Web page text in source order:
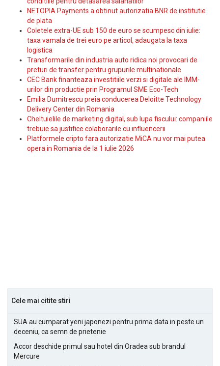
NETOPIA Payments a obtinut autorizatia BNR de institutie
de plata
Coletele extra-UE sub 150 de euro se scumpesc din iulie:
taxa vamala de trei euro pe articol, adaugata la taxa
logistica
Transformarile din industria auto ridica noi provocari de
preturi de transfer pentru grupurile multinationale
CEC Bank finanteaza investitiile verzi si digitale ale IMM-
urilor din productie prin Programul SME Eco-Tech
Emilia Dumitrescu preia conducerea Deloitte Technology
Delivery Center din Romania
Cheltuielile de marketing digital, sub lupa fiscului: companiile
trebuie sa justifice colaborarile cu influencerii
Platformele cripto fara autorizatie MiCA nu vor mai putea
opera in Romania de la 1 iulie 2026
Cele mai citite stiri
SUA au cumparat yeni japonezi pentru prima data in peste un
deceniu, ca semn de prietenie
Accor deschide primul sau hotel din Oradea sub brandul
Mercure